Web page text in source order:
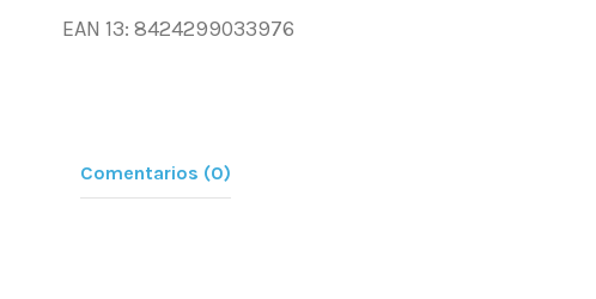
EAN 13: 8424299033976
Comentarios (0)